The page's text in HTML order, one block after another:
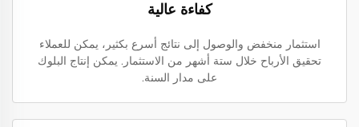
كفاءة عالية
استثمار منخفض والوصول إلى نتائج أسرع بكثير، يمكن للعملاء
تحقيق الأرباح خلال ستة أشهر من الاستثمار. يمكن إنتاج البلوك
على مدار السنة.